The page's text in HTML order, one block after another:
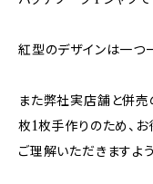
紅型のデザインは一つ
また弊社実店舗と併売
枚1枚手作りのため、お
ご理解いただきますよ